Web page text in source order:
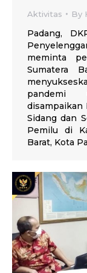
Aktivitas By
Padang,
meminta
Sumatera
pandemi
disampaikan
Sidang dan
Pemilu di
Barat, Kota